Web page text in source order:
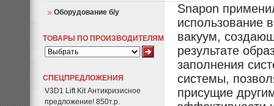
Оборудование б/у
ТОВАРЫ ПО ПРОИЗВОДИТЕЛЯМ
СПЕЦПРЕДЛОЖЕНИЯ
V3D1 Lift Kit Антикризисное
предложение! 850т.р.
Snapon
использование
вакуум,
результате
заполнения
системы,
присущие